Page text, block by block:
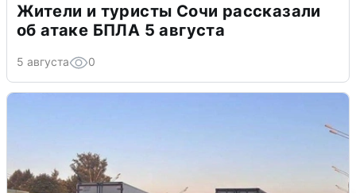
Жители и туристы Сочи рассказали
об атаке БПЛА 5 августа
5 августа 0